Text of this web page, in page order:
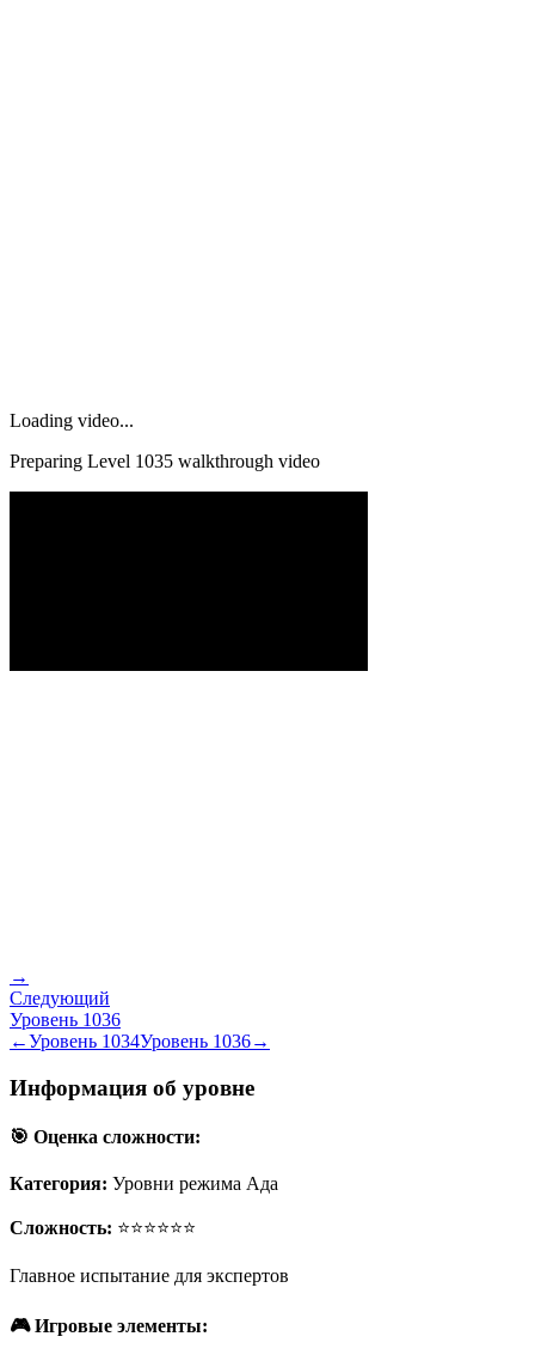
Loading video...
Preparing Level 1035 walkthrough video
→
Следующий
Уровень 1036
←Уровень 1034Уровень 1036→
Информация об уровне
🎯 Оценка сложности:
Категория: Уровни режима Ада
Сложность: ⭐⭐⭐⭐⭐⭐
Главное испытание для экспертов
🎮 Игровые элементы: